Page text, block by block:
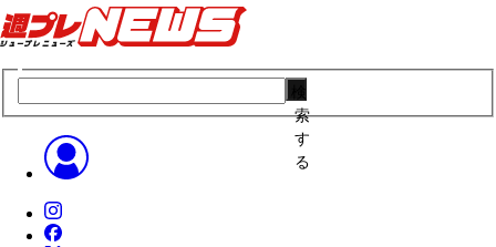
索
す
る